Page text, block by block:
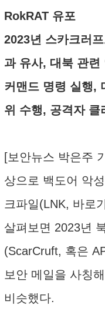
RokRAT 유포
2023년 스카크러
과 유사, 대북 관련
커맨드 명령 실행,
위 수행, 공격자 클
[보안뉴스 박은주
상으로 백도어 악
크파일(LNK, 바로
살펴보면 2023년
(ScarCruft, 혹은
보안 메일을 사칭
비슷했다.